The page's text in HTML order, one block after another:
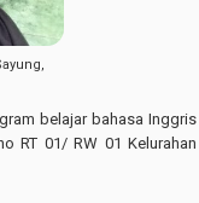
belajar bahasa Inggris
RT 01/ RW 01 Kelurahan